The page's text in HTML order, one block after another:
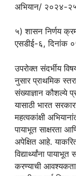
अभियान/ २०२४-
५) शासन निर्णय
एसडीई-६, दिनांक
उपरोक्त संदर्भीय
नुसार प्राथमिक
संख्याज्ञान कौशल्ये
यासाठी भारत
महत्वकांक्षी
पायाभूत साक्षरता
अपेक्षित आहे.
विद्यार्थ्यांना
करण्याची